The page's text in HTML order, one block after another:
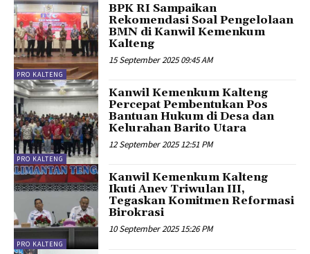
PRO KALTENG
BPK RI Sampaikan
Rekomendasi Soal Pengelolaan
BMN di Kanwil Kemenkum
Kalteng
15 September 2025 09:45 AM
PRO KALTENG
Kanwil Kemenkum Kalteng
Percepat Pembentukan Pos
Bantuan Hukum di Desa dan
Kelurahan Barito Utara
12 September 2025 12:51 PM
PRO KALTENG
Kanwil Kemenkum Kalteng
Ikuti Anev Triwulan III,
Tegaskan Komitmen Reformasi
Birokrasi
10 September 2025 15:26 PM